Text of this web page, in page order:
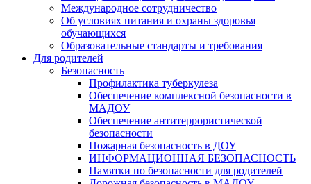
Международное сотрудничество
Об условиях питания и охраны здоровья
обучающихся
Образовательные стандарты и требования
Для родителей
Безопасность
Профилактика туберкулеза
Обеспечение комплексной безопасности в
МАДОУ
Обеспечение антитеррористической
безопасности
Пожарная безопасность в ДОУ
ИНФОРМАЦИОННАЯ БЕЗОПАСНОСТЬ
Памятки по безопасности для родителей